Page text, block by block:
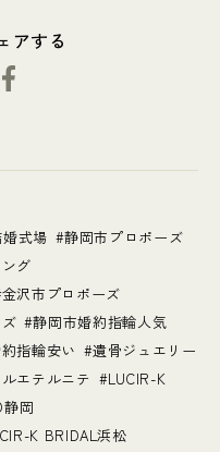
アする
式場
静岡市プロポーズ
グ
金沢市プロポーズ
静岡市婚約指輪人気
指輪安い
遺骨ジュエリー
エテルニテ
LUCIR-K
静岡
K BRIDAL浜松